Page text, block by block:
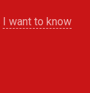
I want to know